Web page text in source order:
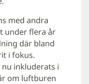
med andra
under flera år
där bland
i fokus.
inkluderats i
om luftburen